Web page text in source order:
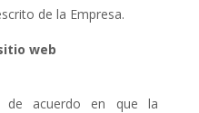
de la Empresa.
web
de acuerdo en que la